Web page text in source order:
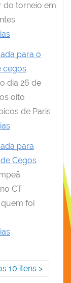
do torneio em
para o
cegos
dia 26 de
oito
de Paris
para
Cegos
CT
quem foi
10 itens